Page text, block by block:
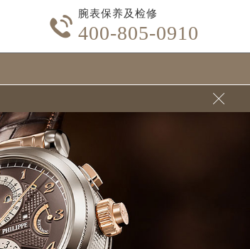

腕表保养及检修
400-805-0910
